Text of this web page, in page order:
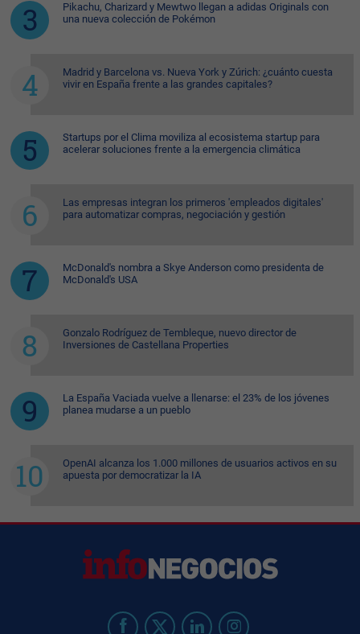
Pikachu, Charizard y Mewtwo llegan a adidas Originals con
una nueva colección de Pokémon
Madrid y Barcelona vs. Nueva York y Zúrich: ¿cuánto cuesta
vivir en España frente a las grandes capitales?
Startups por el Clima moviliza al ecosistema startup para
acelerar soluciones frente a la emergencia climática
Las empresas integran los primeros 'empleados digitales'
para automatizar compras, negociación y gestión
McDonald's nombra a Skye Anderson como presidenta de
McDonald's USA
Gonzalo Rodríguez de Tembleque, nuevo director de
Inversiones de Castellana Properties
La España Vaciada vuelve a llenarse: el 23% de los jóvenes
planea mudarse a un pueblo
OpenAI alcanza los 1.000 millones de usuarios activos en su
apuesta por democratizar la IA